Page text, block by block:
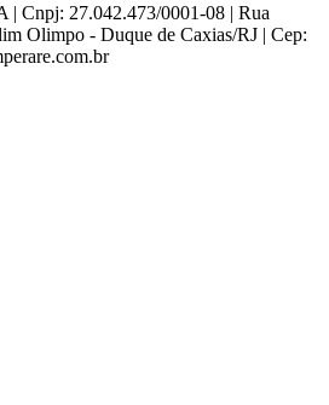
Cnpj: 27.042.473/0001-08 | Rua
Olimpo - Duque de Caxias/RJ | Cep: